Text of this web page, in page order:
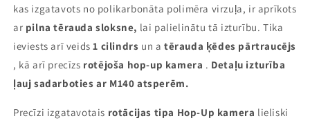
kas izgatavots no polikarbonāta polimēra virzuļa, ir aprīkots
ar pilna tērauda sloksne, lai palielinātu tā izturību. Tika
ieviests arī veids 1 cilindrs un a tērauda ķēdes pārtraucējs
, kā arī precīzs rotējoša hop-up kamera . Detaļu izturība
ļauj sadarboties ar M140 atsperēm.
Precīzi izgatavotais rotācijas tipa Hop-Up kamera lieliski